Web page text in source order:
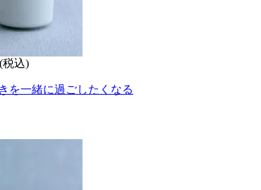
税込)
を一緒に過ごしたくなる